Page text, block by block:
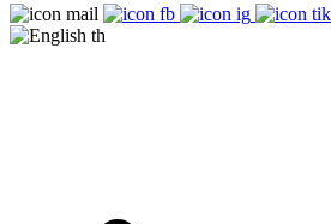
th